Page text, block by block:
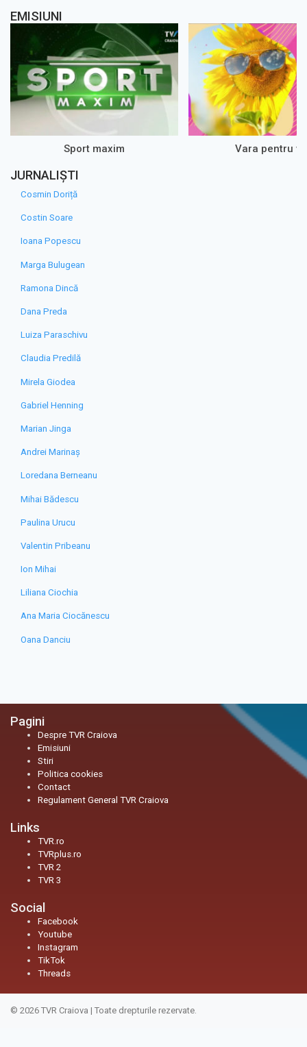
EMISIUNI
Sport maxim Vara pentru
JURNALIȘTI
Cosmin Doriță
Costin Soare
Ioana Popescu
Marga Bulugean
Ramona Dincă
Dana Preda
Luiza Paraschivu
Claudia Predilă
Mirela Giodea
Gabriel Henning
Marian Jinga
Andrei Marinaș
Loredana Berneanu
Mihai Bădescu
Paulina Urucu
Valentin Pribeanu
Ion Mihai
Liliana Ciochia
Ana Maria Ciocănescu
Oana Danciu
Pagini
Despre TVR Craiova
Emisiuni
Stiri
Politica cookies
Contact
Regulament General TVR Craiova
Links
TVR.ro
TVRplus.ro
TVR 2
TVR 3
Social
Facebook
Youtube
Instagram
TikTok
Threads
© 2026 TVR Craiova | Toate drepturile rezervate.